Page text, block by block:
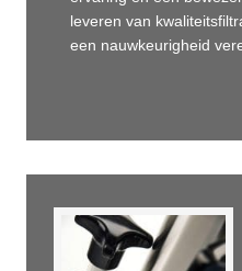
leveren van
een nauwkeurigheid